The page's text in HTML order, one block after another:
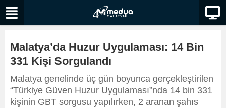
Malatya’da Huzur Uygulaması: 14 Bin
331 Kişi Sorgulandı
Malatya genelinde üç gün boyunca gerçekleştirilen
“Türkiye Güven Huzur Uygulaması”nda 14 bin 331
kişinin GBT sorgusu yapılırken, 2 aranan şahıs